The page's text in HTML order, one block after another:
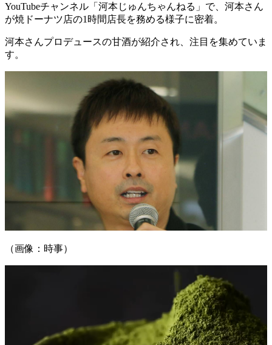
YouTubeチャンネル「河本じゅんちゃんねる」で、河本さん
が焼ドーナツ店の1時間店長を務める様子に密着。
河本さんプロデュースの甘酒が紹介され、注目を集めていま
す。
（画像：時事）